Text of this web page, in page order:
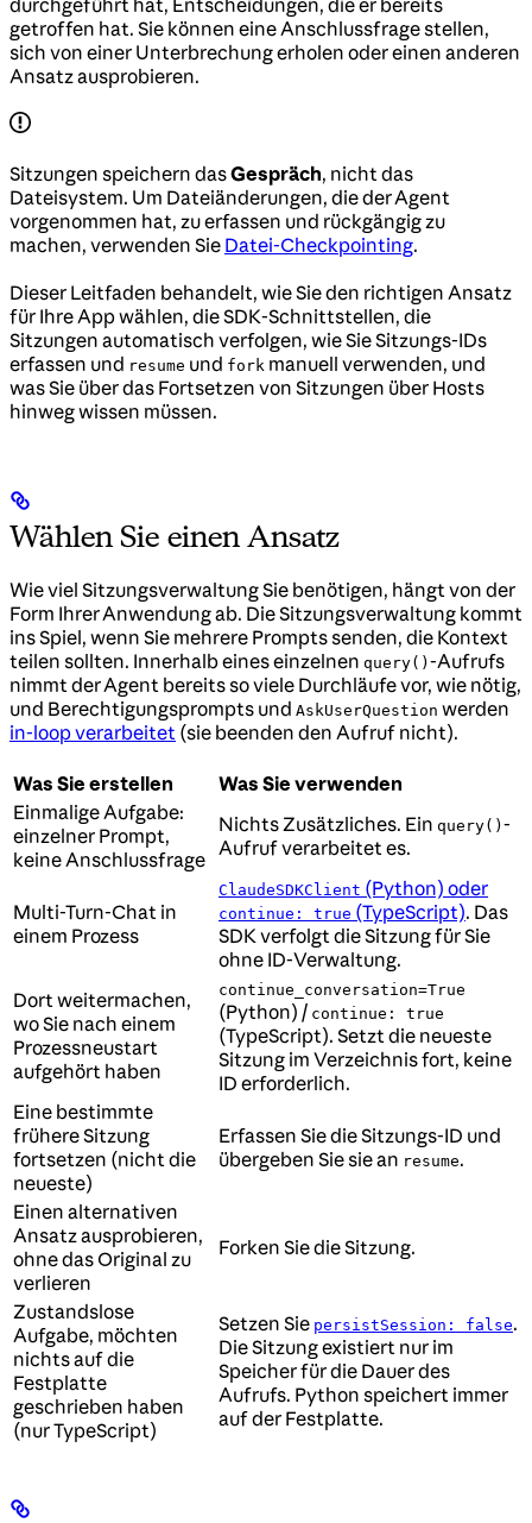
durchgeführt hat, Entscheidungen, die er bereits
getroffen hat. Sie können eine Anschlussfrage stellen,
sich von einer Unterbrechung erholen oder einen anderen
Ansatz ausprobieren.
Sitzungen speichern dasGespräch, nicht das
Dateisystem. Um Dateiänderungen, die der Agent
vorgenommen hat, zu erfassen und rückgängig zu
machen, verwenden Sie Datei-Checkpointing.
Dieser Leitfaden behandelt, wie Sie den richtigen Ansatz
für Ihre App wählen, die SDK-Schnittstellen, die
Sitzungen automatisch verfolgen, wie Sie Sitzungs-IDs
erfassen und resume und fork manuell verwenden, und
was Sie über das Fortsetzen von Sitzungen über Hosts
hinweg wissen müssen.
Wählen Sie einen Ansatz
Wie viel Sitzungsverwaltung Sie benötigen, hängt von der
Form Ihrer Anwendung ab. Die Sitzungsverwaltung kommt
ins Spiel, wenn Sie mehrere Prompts senden, die Kontext
teilen sollten. Innerhalb eines einzelnen query() -Aufrufs
nimmt der Agent bereits so viele Durchläufe vor, wie nötig,
und Berechtigungsprompts und AskUserQuestion werden
in-loop verarbeitet (sie beenden den Aufruf nicht).
Was Sie erstellen
Was Sie verwenden
Einmalige Aufgabe:
einzelner Prompt,
keine Anschlussfrage
Nichts Zusätzliches. Ein query() -
Aufruf verarbeitet es.
Multi-Turn-Chat in
einem Prozess
ClaudeSDKClient (Python) oder
continue: true (TypeScript). Das
SDK verfolgt die Sitzung für Sie
ohne ID-Verwaltung.
Dort weitermachen,
wo Sie nach einem
Prozessneustart
aufgehört haben
continue_conversation=True
(Python) / continue: true
(TypeScript). Setzt die neueste
Sitzung im Verzeichnis fort, keine
ID erforderlich.
Eine bestimmte
frühere Sitzung
fortsetzen (nicht die
neueste)
Erfassen Sie die Sitzungs-ID und
übergeben Sie sie an resume.
Einen alternativen
Ansatz ausprobieren,
ohne das Original zu
verlieren
Forken Sie die Sitzung.
Zustandslose
Aufgabe, möchten
nichts auf die
Festplatte
geschrieben haben
(nur TypeScript)
Setzen Sie persistSession: false.
Die Sitzung existiert nur im
Speicher für die Dauer des
Aufrufs. Python speichert immer
auf der Festplatte.